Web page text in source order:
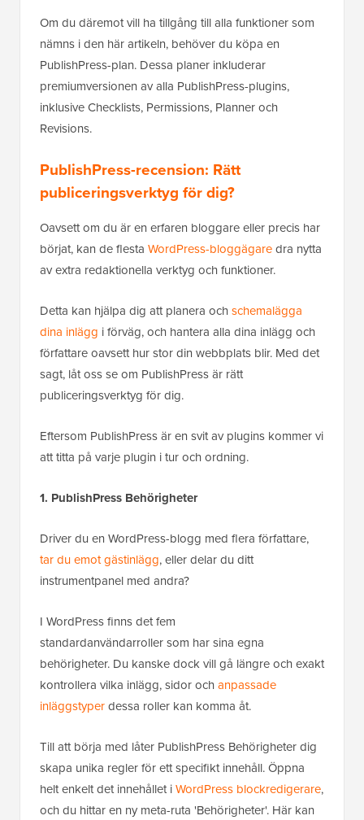
Om du däremot vill ha tillgång till alla funktioner som
nämns i den här artikeln, behöver du köpa en
PublishPress-plan. Dessa planer inkluderar
premiumversionen av alla PublishPress-plugins,
inklusive Checklists, Permissions, Planner och
Revisions.
PublishPress-recension: Rätt
publiceringsverktyg för dig?
Oavsett om du är en erfaren bloggare eller precis har
börjat, kan de flesta WordPress-bloggägaredra nytta
av extra redaktionella verktyg och funktioner.
Detta kan hjälpa dig att planera ochschemalägga
dina inlägg i förväg, och hantera alla dina inlägg och
författare oavsett hur stor din webbplats blir. Med det
sagt, låt oss se om PublishPress är rätt
publiceringsverktyg för dig.
Eftersom PublishPress är en svit av plugins kommer vi
att titta på varje plugin i tur och ordning.
1. PublishPress Behörigheter
Driver du en WordPress-blogg med flera författare,
tar du emot gästinlägg, eller delar du ditt
instrumentpanel med andra?
I WordPress finns det fem
standardanvändarroller som har sina egna
behörigheter. Du kanske dock vill gå längre och exakt
kontrollera vilka inlägg, sidor ochanpassade
inläggstyperdessa roller kan komma åt.
Till att börja med låter PublishPress Behörigheter dig
skapa unika regler för ett specifikt innehåll. Öppna
helt enkelt det innehållet iWordPress blockredigerare,
och du hittar en ny meta-ruta 'Behörigheter'. Här kan